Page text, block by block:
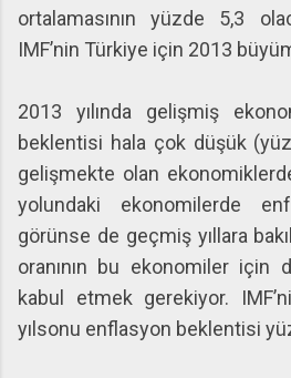
ortalamasının yüzde 5,3
IMF’nin Türkiye için 2013
2013 yılında gelişmiş
beklentisi hala çok düşük
gelişmekte olan
yolundaki ekonomilerde
görünse de geçmiş yıllara
oranının bu ekonomiler için
kabul etmek gerekiyor.
yılsonu enflasyon beklentisi